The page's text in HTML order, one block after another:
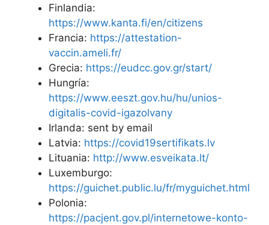
Finlandia:
https://www.kanta.fi/en/citizens
Francia: https://attestation-
vaccin.ameli.fr/
Grecia: https://eudcc.gov.gr/start/
Hungría:
https://www.eeszt.gov.hu/hu/unios-
digitalis-covid-igazolvany
Irlanda: sent by email
Latvia: https://covid19sertifikats.lv
Lituania: http://www.esveikata.lt/
Luxemburgo:
https://guichet.public.lu/fr/myguichet.html
Polonia:
https://pacjent.gov.pl/internetowe-konto-